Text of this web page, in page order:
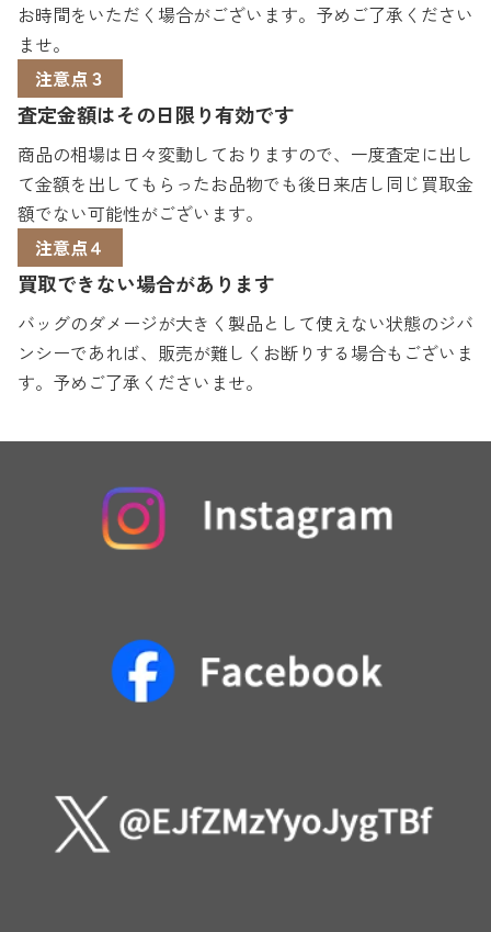
お時間をいただく場合がございます。予めご了承ください
ませ。
注意点３
査定金額はその日限り有効です
商品の相場は日々変動しておりますので、一度査定に出し
て金額を出してもらったお品物でも後日来店し同じ買取金
額でない可能性がございます。
注意点４
買取できない場合があります
バッグのダメージが大きく製品として使えない状態のジバ
ンシーであれば、販売が難しくお断りする場合もございま
す。予めご了承くださいませ。